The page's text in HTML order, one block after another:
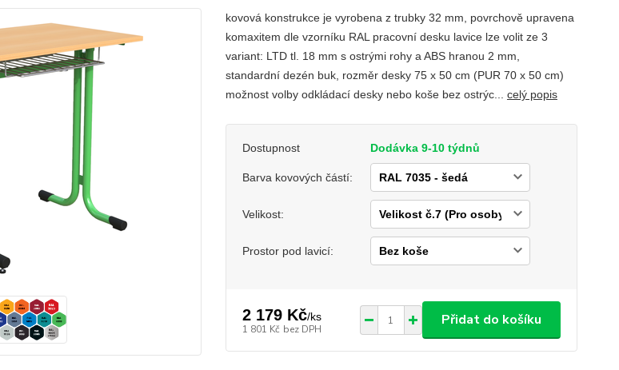
kovová konstrukce je vyrobena z trubky 32 mm, povrchově upravena
komaxitem dle vzorníku RAL pracovní desku lavice lze volit ze 3
variant: LTD tl. 18 mm s ostrými rohy a ABS hranou 2 mm,
standardní dezén buk, rozměr desky 75 x 50 cm (PUR 70 x 50 cm)
možnost volby odkládací desky nebo koše bez ostrýc... celý popis
Dostupnost Dodávka 9-10 týdnů
Barva kovových částí:
Velikost:
Prostor pod lavicí:
2 179 Kč/ks
1 801 Kč bez DPH
Přidat do košíku